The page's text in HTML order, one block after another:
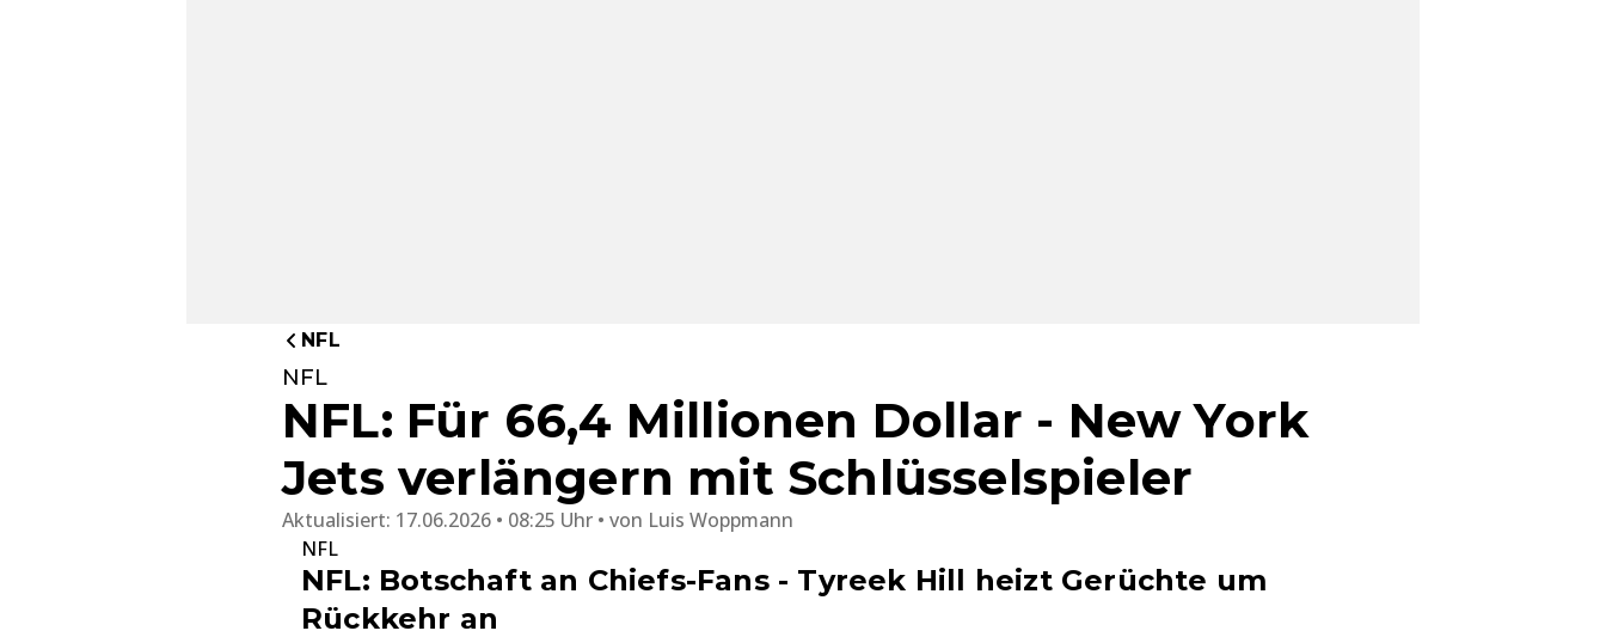
NFL
NFL
NFL: Für 66,4 Millionen Dollar - New York
Jets verlängern mit Schlüsselspieler
Aktualisiert: 17.06.2026 • 08:25 Uhr von Luis Woppmann
NFL
NFL: Botschaft an Chiefs-Fans - Tyreek Hill heizt Gerüchte um
Rückkehr an